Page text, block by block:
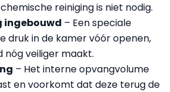
reiniging is niet nodig.
ingebouwd – Een speciale
druk in de kamer vóór openen,
veiliger maakt.
– Het interne opvangvolume
en voorkomt dat deze terug de